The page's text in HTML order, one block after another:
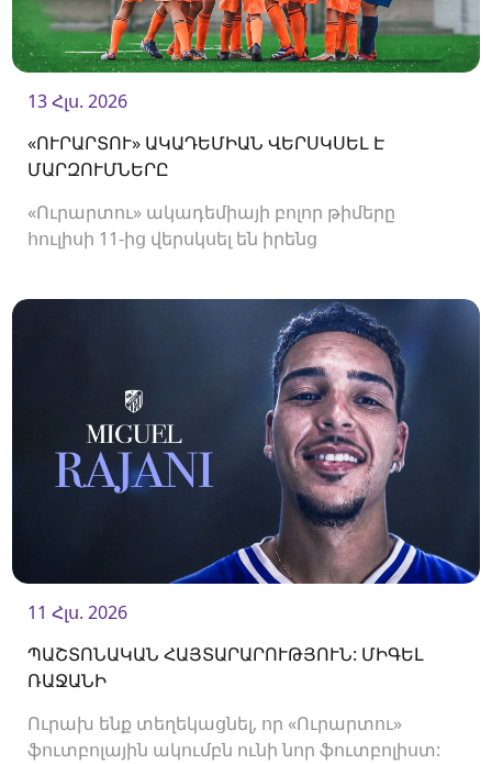
13 Հլս. 2026
«ՈՒՐԱՐՏՈՒ» ԱԿԱԴԵՄԻԱՆ ՎԵՐՍԿՍԵԼ Է
ՄԱՐԶՈՒՄՆԵՐԸ
«Ուրարտու» ակադեմիայի բոլոր թիմերը
հուլիսի 11-ից վերսկսել են իրենց
11 Հլս. 2026
ՊԱՇՏՈՆԱԿԱՆ ՀԱՅՏԱՐԱՐՈՒԹՅՈՒՆ: ՄԻԳԵԼ
ՌԱՋԱՆԻ
Ուրախ ենք տեղեկացնել, որ «Ուրարտու»
ֆուտբոլային ակումբն ունի նոր ֆուտբոլիստ: